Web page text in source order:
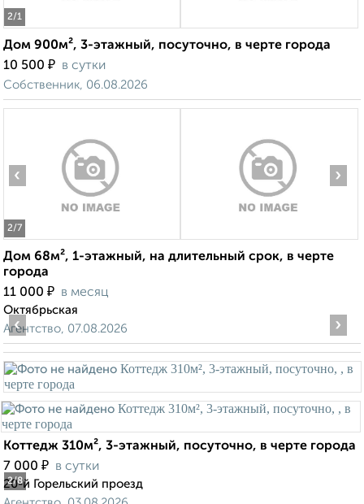
2/1
Дом 900м², 3-этажный, посуточно, в черте города
10 500 ₽ в сутки
Собственник, 06.08.2026
2/7
‹ ›
Дом 68м², 1-этажный, на длительный срок, в черте
города
11 000 ₽ в месяц
Октябрьская
Агентство, 07.08.2026
2/8
‹ ›
Коттедж 310м², 3-этажный, посуточно, в черте города
7 000 ₽ в сутки
20-й Горельский проезд